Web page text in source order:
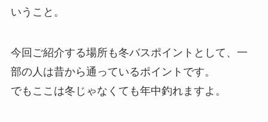
いうこと。
今回ご紹介する場所も冬バスポイントとして、一
部の人は昔から通っているポイントです。
でもここは冬じゃなくても年中釣れますよ。